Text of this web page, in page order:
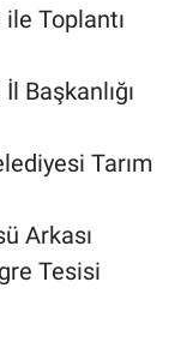
Toplantı
Başkanlığı
Tarım
Arkası
Tesisi